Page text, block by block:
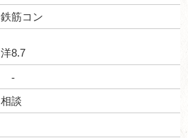
鉄筋コン
洋8.7
-
相談